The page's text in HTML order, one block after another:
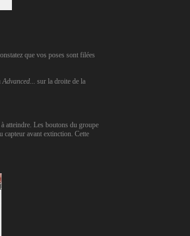
que vos poses sont filées
Advanced... sur la droite de la
atteindre. Les boutons du groupe
capteur avant extinction. Cette